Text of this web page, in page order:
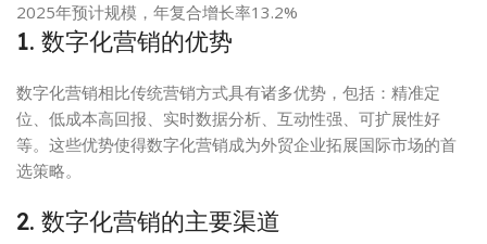
2025年预计规模，年复合增长率13.2%
1. 数字化营销的优势
数字化营销相比传统营销方式具有诸多优势，包括：精准定
位、低成本高回报、实时数据分析、互动性强、可扩展性好
等。这些优势使得数字化营销成为外贸企业拓展国际市场的首
选策略。
2. 数字化营销的主要渠道